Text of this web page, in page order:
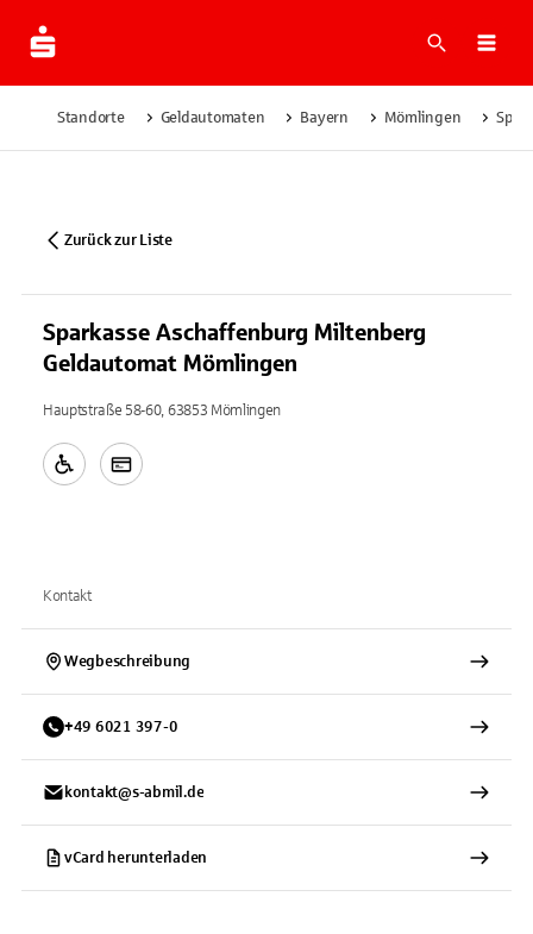
Suche
Standorte Geldautomaten Bayern Mömlingen
Zurück zur Liste
Sparkasse Aschaffenburg Miltenberg
Geldautomat Mömlingen
Hauptstraße 58-60, 63853 Mömlingen
Kontakt
Wegbeschreibung
+49 6021 397-0
kontakt@s-abmil.de
vCard herunterladen